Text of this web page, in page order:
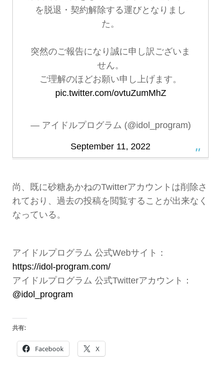
を脱退・契約解除する運びとなりまし
た。
突然のご報告になり誠に申し訳ございま
せん。
ご理解のほどお願い申し上げます。
pic.twitter.com/ovtuZumMhZ
— アイドルプログラム (@idol_program)
September 11, 2022
尚、既に砂糖あかねのTwitterアカウントは削除さ
れており、過去の投稿を閲覧することが出来なく
なっている。
アイドルプログラム 公式Webサイト：
https://idol-program.com/
アイドルプログラム 公式Twitterアカウント：
@idol_program
共有:
Facebook X